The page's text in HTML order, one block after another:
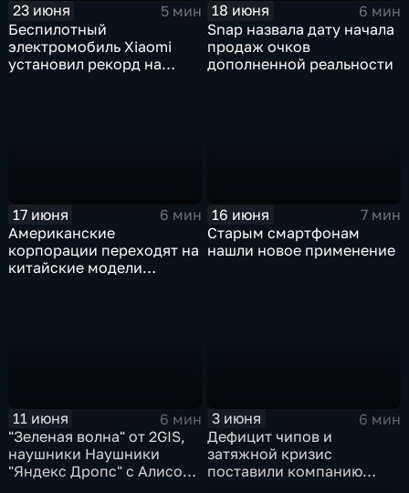
23 июня
5 мин
Беспилотный
электромобиль Xiaomi
установил рекорд на
18 июня
6 мин
Snap назвала дату начала
продаж очков
дополненной реальности
17 июня
6 мин
Американские
корпорации переходят на
китайские модели
16 июня
7 мин
Старым смартфонам
нашли новое применение
11 июня
6 мин
"Зеленая волна" от 2GIS,
наушники Наушники
"Яндекс Дропс" с Алисой
3 июня
6 мин
Дефицит чипов и
затяжной кризис
поставили компанию